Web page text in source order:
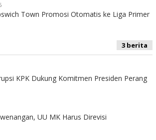
Town Promosi Otomatis ke Liga Primer
3 berita
KPK Dukung Komitmen Presiden Perang
UU MK Harus Direvisi